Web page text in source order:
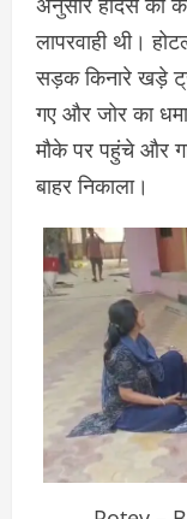
लापरवाही थी।
सड़क किनारे खड़े
गए और जोर का
मौके पर पहुंचे और
बाहर निकाला।